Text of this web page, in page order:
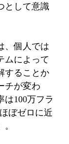
として意識
、個人では
ムによって
することか
チが変わ
は100万フラ
ぼゼロに近